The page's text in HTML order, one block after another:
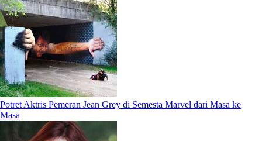
Potret Aktris Pemeran Jean Grey di Semesta Marvel dari Masa ke
Masa